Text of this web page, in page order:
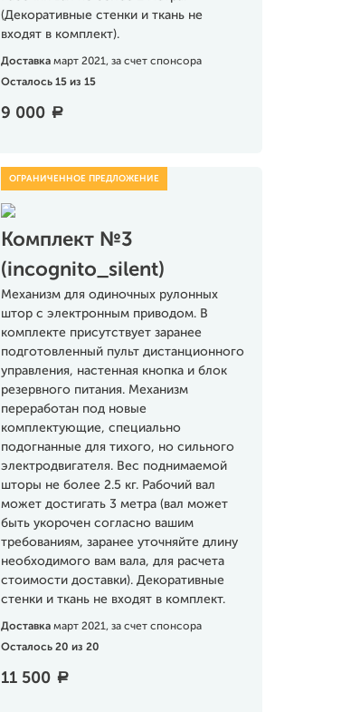
(Декоративные стенки и ткань не
входят в комплект).
Доставка март 2021, за счет спонсора
Осталось 15 из 15
9 000 a
Комплект №3
(incognito_silent)
Механизм для одиночных рулонных
штор с электронным приводом. В
комплекте присутствует заранее
подготовленный пульт дистанционного
управления, настенная кнопка и блок
резервного питания. Механизм
переработан под новые
комплектующие, специально
подогнанные для тихого, но сильного
электродвигателя. Вес поднимаемой
шторы не более 2.5 кг. Рабочий вал
может достигать 3 метра (вал может
быть укорочен согласно вашим
требованиям, заранее уточняйте длину
необходимого вам вала, для расчета
стоимости доставки). Декоративные
стенки и ткань не входят в комплект.
Доставка март 2021, за счет спонсора
Осталось 20 из 20
11 500 a